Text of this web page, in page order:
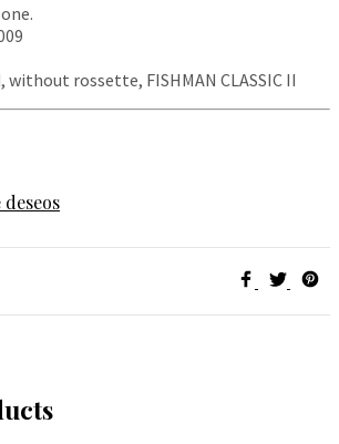
without rossette, FISHMAN CLASSIC II